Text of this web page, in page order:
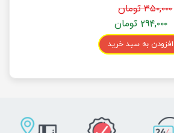
۳۵۰,۰۰۰ تومان
۲۹۴,۰۰۰ تومان
افزودن به سبد خرید